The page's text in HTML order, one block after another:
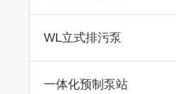
WL立式排污泵
一体化预制泵站